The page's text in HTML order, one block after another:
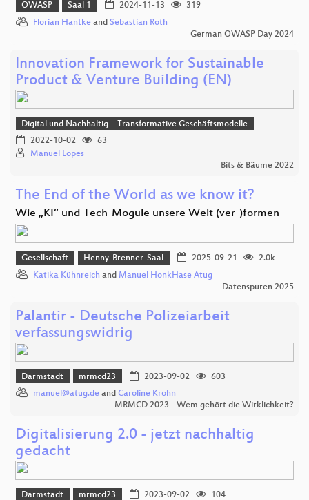
OWASP Saal 1 2024-11-13
319
Florian Hantke and Sebastian Roth
German OWASP Day 2024
Innovation Framework for Sustainable
Product & Venture Building (EN)
Digital und Nachhaltig – Transformative Geschäftsmodelle
2022-10-02
63
Manuel Lopes
Bits & Bäume 2022
The End of the World as we know it?
Wie „KI“ und Tech-Mogule unsere Welt (ver-)formen
Gesellschaft Henny-Brenner-Saal 2025-09-21
2.0k
Katika Kühnreich and Manuel HonkHase Atug
Datenspuren 2025
Palantir - Deutsche Polizeiarbeit
verfassungswidrig
Darmstadt mrmcd23 2023-09-02
603
manuel@atug.de and Caroline Krohn
MRMCD 2023 - Wem gehört die Wirklichkeit?
Digitalisierung 2.0 - jetzt nachhaltig
gedacht
Darmstadt mrmcd23 2023-09-02 104